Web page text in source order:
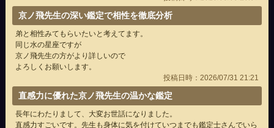
京ノ飛先生の深い鑑定で相性を徹底分析
弟と相性みてもらいたいと考えてます。
同じ水の星座ですが
京ノ飛先生の方がより詳しいので
よろしくお願いします。
投稿日時：2026/07/31 21:21
直感力に優れた京ノ飛先生の温かな鑑定
長年にわたりまして、大変お世話になりました。
直感力すごいです。先生も身体に気を付けていつまでも鑑定士さんでいら